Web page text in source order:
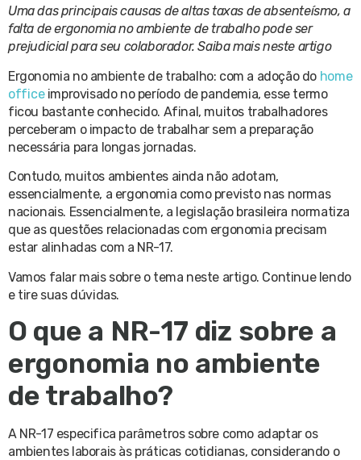
Uma das principais causas de altas taxas de absenteísmo, a
falta de ergonomia no ambiente de trabalho pode ser
prejudicial para seu colaborador. Saiba mais neste artigo
Ergonomia no ambiente de trabalho: com a adoção do home
officeimprovisado no período de pandemia, esse termo
ficou bastante conhecido. Afinal, muitos trabalhadores
perceberam o impacto de trabalhar sem a preparação
necessária para longas jornadas.
Contudo, muitos ambientes ainda não adotam,
essencialmente, a ergonomia como previsto nas normas
nacionais. Essencialmente, a legislação brasileira normatiza
que as questões relacionadas com ergonomia precisam
estar alinhadas com a NR-17.
Vamos falar mais sobre o tema neste artigo. Continue lendo
e tire suas dúvidas.
O que a NR-17 diz sobre a
ergonomia no ambiente
de trabalho?
A NR-17 especifica parâmetros sobre como adaptar os
ambientes laborais às práticas cotidianas, considerando o